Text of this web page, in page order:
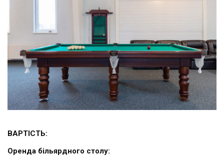
ВАРТІСТЬ:
Оренда більярдного столу: